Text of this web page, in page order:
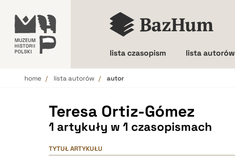
lista czasopism lista autorów
home lista autorów autor
Teresa Ortiz-Gómez
1 artykuły w 1 czasopismach
TYTUŁ ARTYKUŁU